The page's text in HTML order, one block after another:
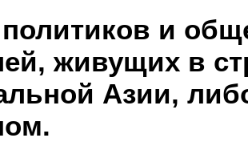
и
живущих в
Азии,